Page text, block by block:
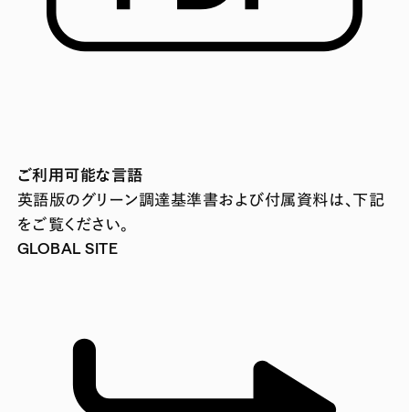
ご利用可能な言語
英語版のグリーン調達基準書および付属資料は、下記
をご覧ください。
GLOBAL SITE